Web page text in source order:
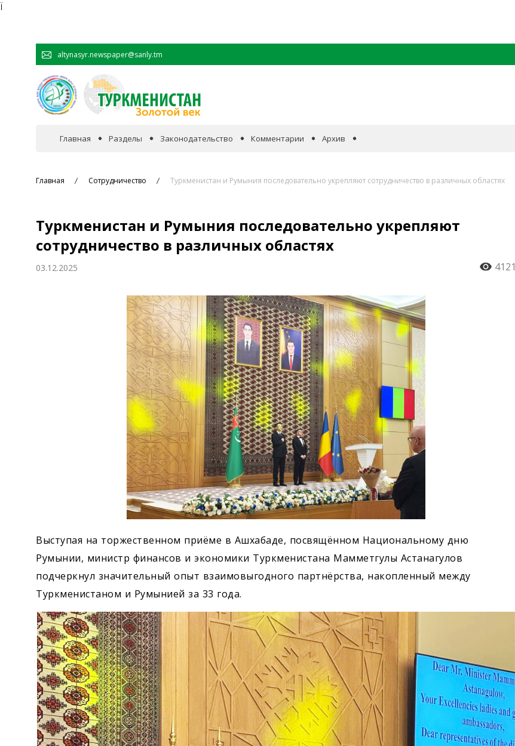
Ï
altynasyr.newspaper@sanly.tm
Главная Разделы
Сотрудничество
Общество
Культура
Наука
Спорт
Законодательство Комментарии Архив
Главная Сотрудничество Туркменистан и Румыния последовательно укрепляют сотрудничество в различных областях
Туркменистан и Румыния последовательно укрепляют
сотрудничество в различных областях
03.12.2025 4121
Выступая на торжественном приёме в Ашхабаде, посвящённом Национальному дню
Румынии, министр финансов и экономики Туркменистана Мамметгулы Астанагулов
подчеркнул значительный опыт взаимовыгодного партнёрства, накопленный между
Туркменистаном и Румынией за 33 года.